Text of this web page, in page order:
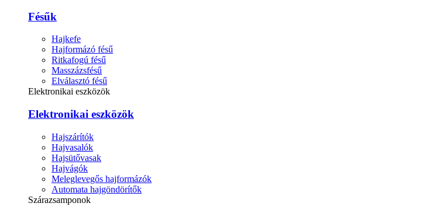
Fésűk
Hajkefe
Hajformázó fésű
Ritkafogú fésű
Masszázsfésű
Elválasztó fésű
Elektronikai eszközök
Elektronikai eszközök
Hajszárítók
Hajvasalók
Hajsütővasak
Hajvágók
Meleglevegős hajformázók
Automata hajgöndörítők
Szárazsamponok